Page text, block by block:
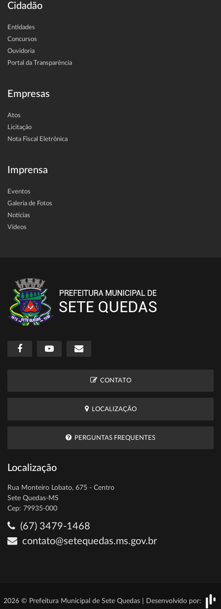
Cidadão
Entidades
Concursos
Ouvidoria
Portal da Transparência
Empresas
Atos
Licitação
Nota Fiscal Eletrônica
Imprensa
Eventos
Galeria de Fotos
Notícias
Vídeos
CONTATO
LOCALIZAÇÃO
PERGUNTAS FREQUENTES
Localização
Rua Monteiro Lobato, 675 - Centro
Sete Quedas-MS
Cep: 79935-000
(67) 3479-1468
contato@setequedas.ms.gov.br
2026 © Prefeitura Municipal de Sete Quedas | Desenvolvido por: